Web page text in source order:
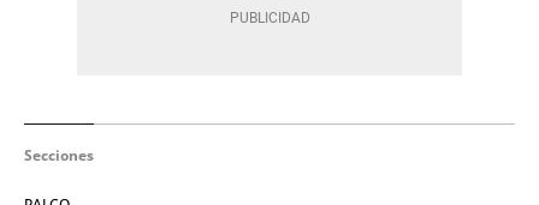
Secciones